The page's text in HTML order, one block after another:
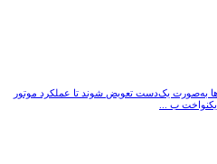
به‌صورت یک‌دست تعویض شوند تا عملکرد موتور
یکنواخت ب ...